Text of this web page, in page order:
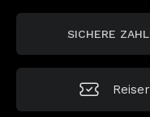
SICHERE